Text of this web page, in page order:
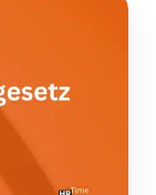
auch